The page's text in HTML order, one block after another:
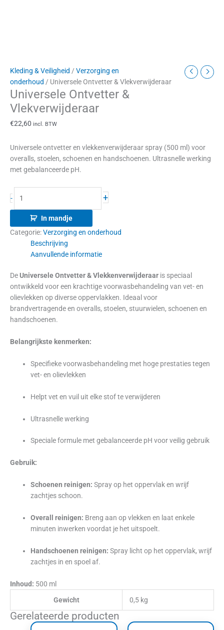
Kleding & Veiligheid / Verzorging en
onderhoud / Universele Ontvetter & Vlekverwijderaar
Universele Ontvetter &
Vlekverwijderaar
€22,60 incl. BTW
Universele ontvetter en vlekkenverwijderaar spray (500 ml) voor
overalls, stoelen, schoenen en handschoenen. Ultrasnelle werking
met gebalanceerde pH.
- +
In mandje
Categorie:Verzorging en onderhoud
Beschrijving
Aanvullende informatie
DeUniversele Ontvetter & Vlekkenverwijderaar is speciaal
ontwikkeld voor een krachtige voorwasbehandeling van vet- en
olievlekken op diverse oppervlakken. Ideaal voor
brandvertragende en overalls, stoelen, stuurwielen, schoenen en
handschoenen.
Belangrijkste kenmerken:
Specifieke voorwasbehandeling met hoge prestaties tegen
vet- en olievlekken
Helpt vet en vuil uit elke stof te verwijderen
Ultrasnelle werking
Speciale formule met gebalanceerde pH voor veilig gebruik
Gebruik:
Schoenen reinigen: Spray op het oppervlak en wrijf
zachtjes schoon.
Overall reinigen: Breng aan op vlekken en laat enkele
minuten inwerken voordat je het uitspoelt.
Handschoenen reinigen: Spray licht op het oppervlak, wrijf
zachtjes in en spoel af.
Inhoud: 500 ml
Gewicht
0,5 kg
Gerelateerde producten